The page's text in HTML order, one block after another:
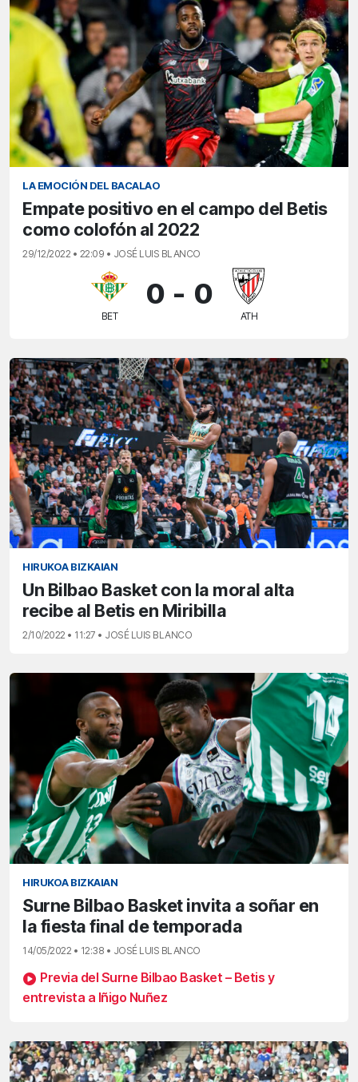
LA EMOCIÓN DEL BACALAO
Empate positivo en el campo del Betis
como colofón al 2022
29/12/2022 • 22:09 • JOSÉ LUIS BLANCO
BET
0 - 0
ATH
HIRUKOA BIZKAIAN
Un Bilbao Basket con la moral alta
recibe al Betis en Miribilla
2/10/2022 • 11:27 • JOSÉ LUIS BLANCO
HIRUKOA BIZKAIAN
Surne Bilbao Basket invita a soñar en
la fiesta final de temporada
14/05/2022 • 12:38 • JOSÉ LUIS BLANCO
Previa del Surne Bilbao Basket – Betis y
entrevista a Iñigo Nuñez